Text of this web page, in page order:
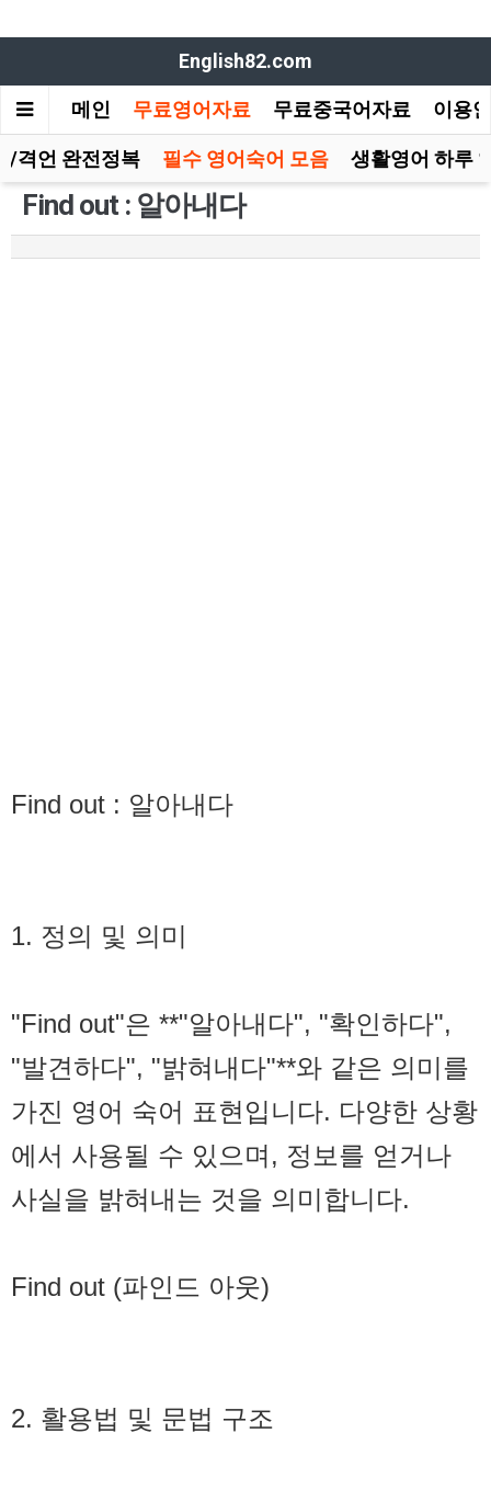
English82.com
메인 무료영어자료 무료중국어자료 이용
/격언 완전정복 필수 영어숙어 모음 생활영어 하루
Find out : 알아내다
Find out : 알아내다
1. 정의 및 의미
"Find out"은 **"알아내다", "확인하다",
"발견하다", "밝혀내다"**와 같은 의미를
가진 영어 숙어 표현입니다. 다양한 상황
에서 사용될 수 있으며, 정보를 얻거나
사실을 밝혀내는 것을 의미합니다.
Find out (파인드 아웃)
2. 활용법 및 문법 구조